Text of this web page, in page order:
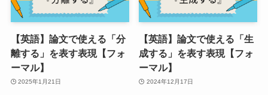
【英語】論文で使える「分
離する」を表す表現【フォ
ーマル】
2025年1月21日
【英語】論文で使える「生
成する」を表す表現【フォ
ーマル】
2024年12月17日